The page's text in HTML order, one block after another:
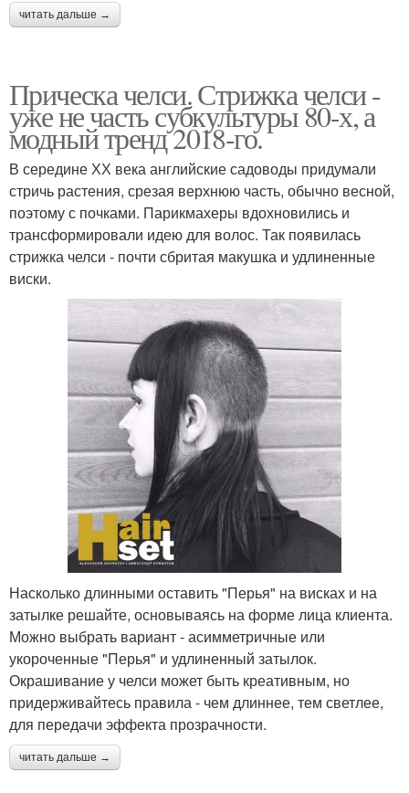
читать дальше →
Прическа челси. Стрижка челси -
уже не часть субкультуры 80-х, а
модный тренд 2018-го.
В середине ХХ века английские садоводы придумали
стричь растения, срезая верхнюю часть, обычно весной,
поэтому с почками. Парикмахеры вдохновились и
трансформировали идею для волос. Так появилась
стрижка челси - почти сбритая макушка и удлиненные
виски.
Насколько длинными оставить "Перья" на висках и на
затылке решайте, основываясь на форме лица клиента.
Можно выбрать вариант - асимметричные или
укороченные "Перья" и удлиненный затылок.
Окрашивание у челси может быть креативным, но
придерживайтесь правила - чем длиннее, тем светлее,
для передачи эффекта прозрачности.
читать дальше →